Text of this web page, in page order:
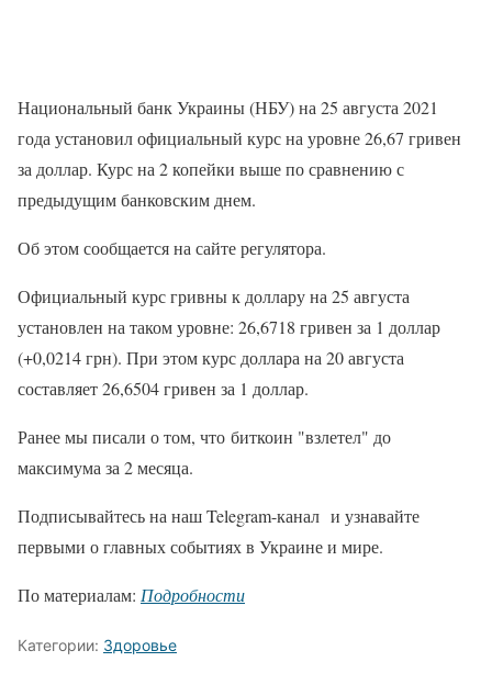
Национальный банк Украины (НБУ) на 25 августа 2021
года установил официальный курс на уровне 26,67 гривен
за доллар. Курс на 2 копейки выше по сравнению с
предыдущим банковским днем.
Об этом сообщается на сайте регулятора.
Официальный курс гривны к доллару на 25 августа
установлен на таком уровне: 26,6718 гривен за 1 доллар
(+0,0214 грн). При этом курс доллара на 20 августа
составляет 26,6504 гривен за 1 доллар.
Ранее мы писали о том, что биткоин "взлетел" до
максимума за 2 месяца.
Подписывайтесь на наш Telegram-канал и узнавайте
первыми о главных событиях в Украине и мире.
По материалам: Подробности
Категории: Здоровье